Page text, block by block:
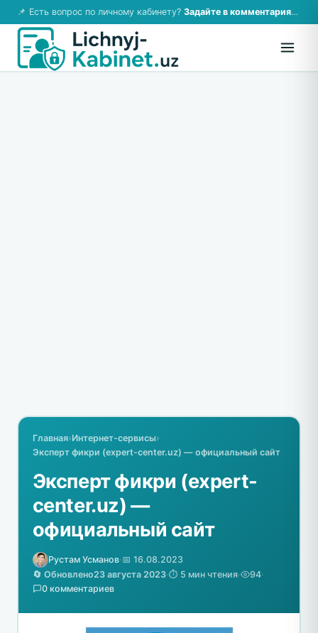
📌 Есть вопрос по личному кабинету? Задайте в комментариях — ответим!
Главная›Интернет-сервисы›
Эксперт фикри (expert-center.uz) — официальный сайт
Эксперт фикри (expert-
center.uz) —
официальный сайт
Рустам Усманов·📅 16.08.2023
🔄 Обновлено23 августа 2023·⏱️ 5 мин чтения· 94·
0 комментариев